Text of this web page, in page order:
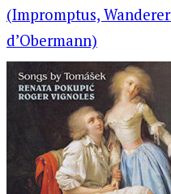
(Impromptus,
d’Obermann)